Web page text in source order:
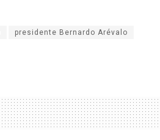
presidente Bernardo Arévalo